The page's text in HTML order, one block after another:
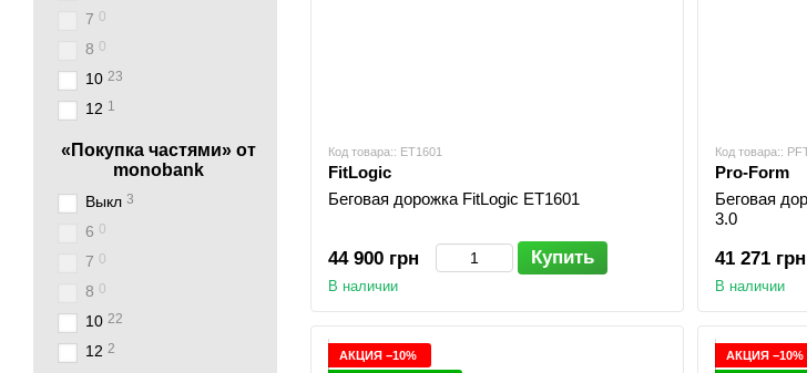
Код товара:: ET1601
FitLogic
Беговая дорожка FitLogic ET1601
44 900 грн Купить
В наличии
Код товара::
Pro-Form
Беговая
3.0
41 271 грн
В наличии
АКЦИЯ −10%
АКЦИЯ −10%
7 0
8 0
10 23
12 1
«Покупка частями» от
monobank
Выкл 3
6 0
7 0
8 0
10 22
12 2